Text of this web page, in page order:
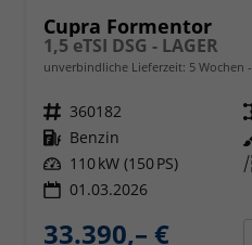
Cupra Formentor
1,5 eTSI DSG - LAGER
unverbindliche Lieferzeit: 5 Wochen
Fahrzeugnr. 360182
Kraftstoff Benzin
Leistung 110 kW (150 PS)
01.03.2026
33.390,– €